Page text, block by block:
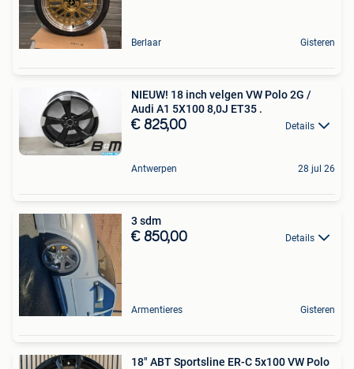
Berlaar Gisteren
NIEUW! 18 inch velgen VW Polo 2G /
Audi A1 5X100 8,0J ET35 .
€ 825,00 Details
Antwerpen 28 jul 26
3 sdm
€ 850,00 Details
Armentieres Gisteren
18" ABT Sportsline ER-C 5x100 VW Polo